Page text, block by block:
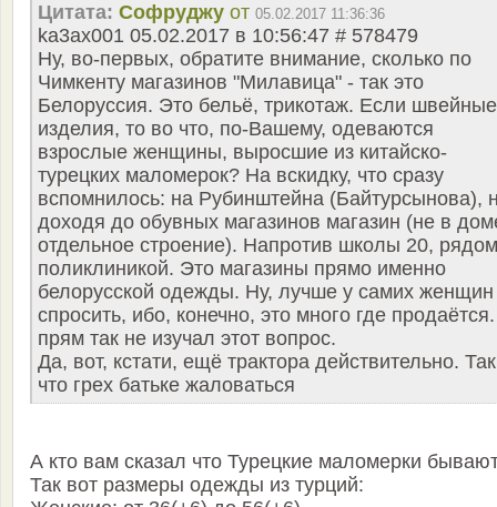
Цитата: Софруджу от 05.02.2017 11:36:36
ka3ax001 05.02.2017 в 10:56:47 # 578479
Ну, во-первых, обратите внимание, сколько по
Чимкенту магазинов "Милавица" - так это
Белоруссия. Это бельё, трикотаж. Если швейные
изделия, то во что, по-Вашему, одеваются
взрослые женщины, выросшие из китайско-
турецких маломерок? На вскидку, что сразу
вспомнилось: на Рубинштейна (Байтурсынова),
доходя до обувных магазинов магазин (не в
отдельное строение). Напротив школы 20,
поликлиникой. Это магазины прямо именно
белорусской одежды. Ну, лучше у самих женщин
спросить, ибо, конечно, это много где
прям так не изучал этот вопрос.
Да, вот, кстати, ещё трактора действительно. Так
что грех батьке жаловаться
А кто вам сказал что Турецкие маломерки
Так вот размеры одежды из турций: